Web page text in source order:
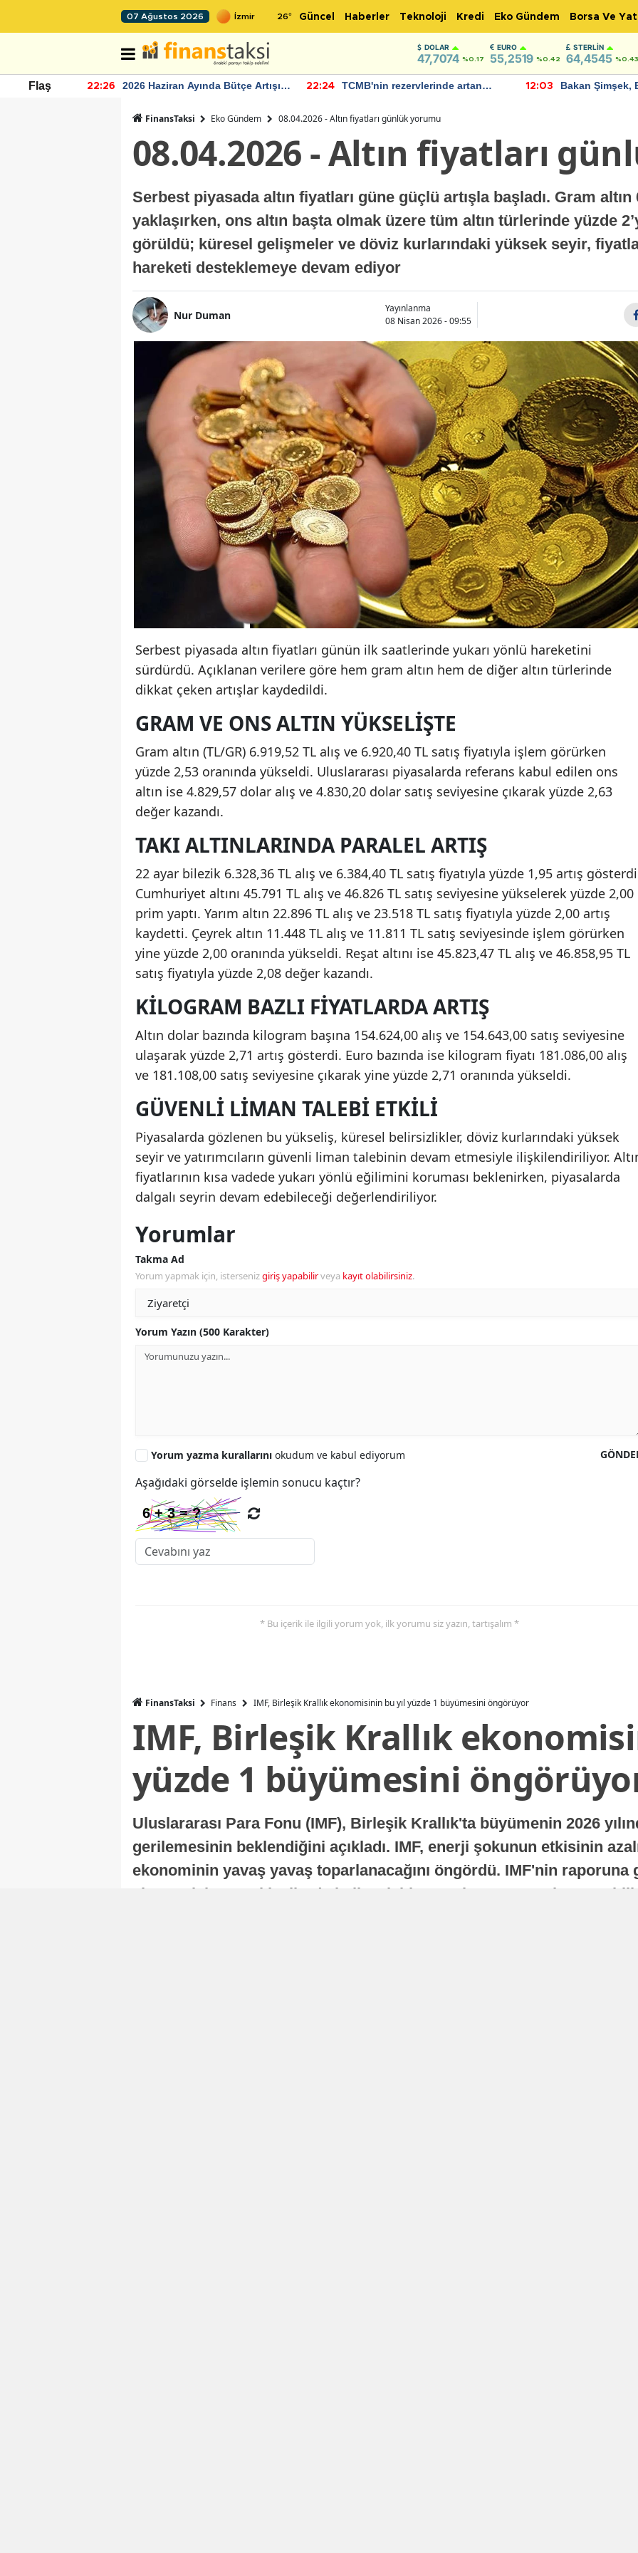
07 Ağustos 2026 26° Güncel Haberler Teknoloji Kredi Eko Gündem Borsa Ve
DOLAR
47,7074 %0.17
EURO
55,2519 %0.42
STERLIN
64,4545 %0.43
Flaş 22:26
2026 Haziran Ayında Bütçe Artışı
22:24
TCMB'nin rezervlerinde artan
12:03
Bakan Şimşek,
FinansTaksi Eko Gündem 08.04.2026 - Altın fiyatları günlük yorumu
08.04.2026 - Altın fiyatları
Serbest piyasada altın fiyatları güne güçlü artışla başladı. Gram
yaklaşırken, ons altın başta olmak üzere tüm altın türlerinde yüzde
görüldü; küresel gelişmeler ve döviz kurlarındaki yüksek seyir,
hareketi desteklemeye devam ediyor
Nur Duman
Yayınlanma
08 Nisan 2026 - 09:55
Serbest piyasada altın fiyatları günün ilk saatlerinde yukarı yönlü hareketini
sürdürdü. Açıklanan verilere göre hem gram altın hem de diğer altın türlerinde
dikkat çeken artışlar kaydedildi.
GRAM VE ONS ALTIN YÜKSELIŞTE
Gram altın (TL/GR) 6.919,52 TL alış ve 6.920,40 TL satış fiyatıyla işlem görürken
yüzde 2,53 oranında yükseldi. Uluslararası piyasalarda referans kabul edilen ons
altın ise 4.829,57 dolar alış ve 4.830,20 dolar satış seviyesine çıkarak yüzde 2,63
değer kazandı.
TAKI ALTINLARINDA PARALEL ARTIŞ
22 ayar bilezik 6.328,36 TL alış ve 6.384,40 TL satış fiyatıyla yüzde 1,95 artış
Cumhuriyet altını 45.791 TL alış ve 46.826 TL satış seviyesine yükselerek yüzde 2,00
prim yaptı. Yarım altın 22.896 TL alış ve 23.518 TL satış fiyatıyla yüzde 2,00 artış
kaydetti. Çeyrek altın 11.448 TL alış ve 11.811 TL satış seviyesinde işlem görürken
yine yüzde 2,00 oranında yükseldi. Reşat altını ise 45.823,47 TL alış ve 46.858,95 TL
satış fiyatıyla yüzde 2,08 değer kazandı.
KILOGRAM BAZLI FIYATLARDA ARTIŞ
Altın dolar bazında kilogram başına 154.624,00 alış ve 154.643,00 satış seviyesine
ulaşarak yüzde 2,71 artış gösterdi. Euro bazında ise kilogram fiyatı 181.086,00 alış
ve 181.108,00 satış seviyesine çıkarak yine yüzde 2,71 oranında yükseldi.
GÜVENLI LIMAN TALEBI ETKILI
Piyasalarda gözlenen bu yükseliş, küresel belirsizlikler, döviz kurlarındaki yüksek
seyir ve yatırımcıların güvenli liman talebinin devam etmesiyle ilişkilendiriliyor.
fiyatlarının kısa vadede yukarı yönlü eğilimini koruması beklenirken, piyasalarda
dalgalı seyrin devam edebileceği değerlendiriliyor.
Yorumlar
Takma Ad
Yorum yapmak için, istersenizgiriş yapabilirveya kayıt olabilirsiniz.
Yorum Yazın (500 Karakter)
Yorum yazma kurallarını okudum ve kabul ediyorum
Aşağıdaki görselde işlemin sonucu kaçtır?
* Bu içerik ile ilgili yorum yok, ilk yorumu siz yazın, tartışalım *
FinansTaksi Finans IMF, Birleşik Krallık ekonomisinin bu yıl yüzde 1 büyümesini öngörüyor
IMF, Birleşik Krallık
yüzde 1 büyümesini
Uluslararası Para Fonu (IMF), Birleşik Krallık'ta büyümenin 2026
gerilemesinin beklendiğini açıkladı. IMF, enerji şokunun etkisinin
ekonominin yavaş yavaş toparlanacağını öngördü. IMF'nin raporuna
ekonomisi, sonraki yıllarda istikrarlı bir toparlanma süreci